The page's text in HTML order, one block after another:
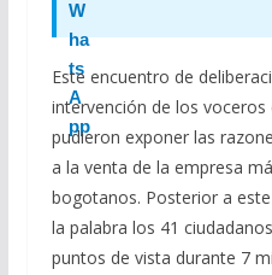
Este encuentro de
intervención de los
pudieron exponer las
a la venta de la empresa
bogotanos. Posterior a
la palabra los 41
puntos de vista durante 7